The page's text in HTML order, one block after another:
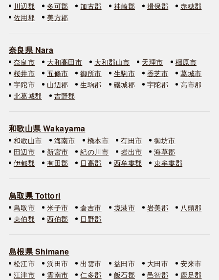
川辺郡
多可郡 加古郡 神崎郡 揖保郡
赤穂郡
佐用郡
美方郡
奈良県 Nara
奈良市 大和高田市 大和郡山市 天理市
橿原市
桜井市
五條市 御所市 生駒市 香芝市
葛城市
宇陀市
山辺郡 生駒郡 磯城郡 宇陀郡
高市郡
北葛城郡
吉野郡
和歌山県 Wakayama
和歌山市 海南市 橋本市 有田市
御坊市
田辺市
新宮市 紀の川市 岩出市
海草郡
伊都郡
有田郡 日高郡 西牟婁郡 東牟婁郡
鳥取県 Tottori
鳥取市 米子市 倉吉市 境港市 岩美郡
八頭郡
東伯郡
西伯郡 日野郡
島根県 Shimane
松江市 浜田市 出雲市 益田市 大田市
安来市
江津市
雲南市 仁多郡 飯石郡 邑智郡
鹿足郡